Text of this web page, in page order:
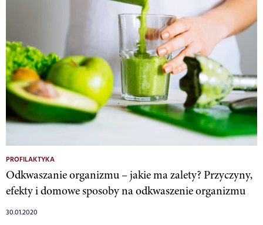
PROFILAKTYKA
Odkwaszanie organizmu – jakie ma zalety? Przyczyny,
efekty i domowe sposoby na odkwaszenie organizmu
30.01.2020